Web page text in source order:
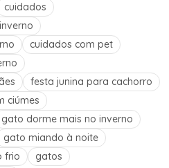
cuidados
cuidados com pet
festa junina para cachorro
ciúmes
gato dorme mais no inverno
gato miando à noite
frio
gatos